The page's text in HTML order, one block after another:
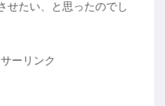
せたい、と思ったのでし
ーリンク